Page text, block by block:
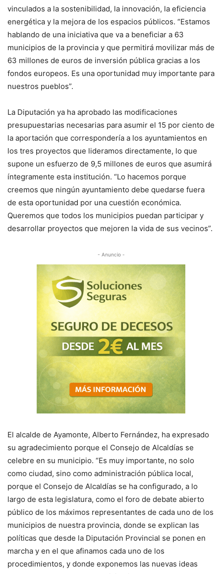
vinculados a la sostenibilidad, la innovación, la eficiencia
energética y la mejora de los espacios públicos. “Estamos
hablando de una iniciativa que va a beneficiar a 63
municipios de la provincia y que permitirá movilizar más de
63 millones de euros de inversión pública gracias a los
fondos europeos. Es una oportunidad muy importante para
nuestros pueblos”.
La Diputación ya ha aprobado las modificaciones
presupuestarias necesarias para asumir el 15 por ciento de
la aportación que correspondería a los ayuntamientos en
los tres proyectos que lideramos directamente, lo que
supone un esfuerzo de 9,5 millones de euros que asumirá
íntegramente esta institución. “Lo hacemos porque
creemos que ningún ayuntamiento debe quedarse fuera
de esta oportunidad por una cuestión económica.
Queremos que todos los municipios puedan participar y
desarrollar proyectos que mejoren la vida de sus vecinos”.
- Anuncio -
El alcalde de Ayamonte, Alberto Fernández, ha expresado
su agradecimiento porque el Consejo de Alcaldías se
celebre en su municipio. “Es muy importante, no solo
como ciudad, sino como administración pública local,
porque el Consejo de Alcaldías se ha configurado, a lo
largo de esta legislatura, como el foro de debate abierto
público de los máximos representantes de cada uno de los
municipios de nuestra provincia, donde se explican las
políticas que desde la Diputación Provincial se ponen en
marcha y en el que afinamos cada uno de los
procedimientos, y donde exponemos las nuevas ideas